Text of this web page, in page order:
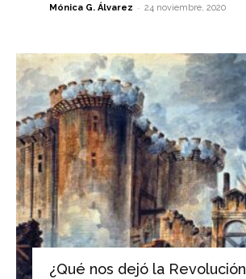
Mónica G. Álvarez - 24 noviembre, 2020
¿Qué nos dejó la Revolución